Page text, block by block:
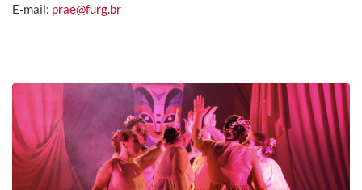
E-mail: prae@furg.br